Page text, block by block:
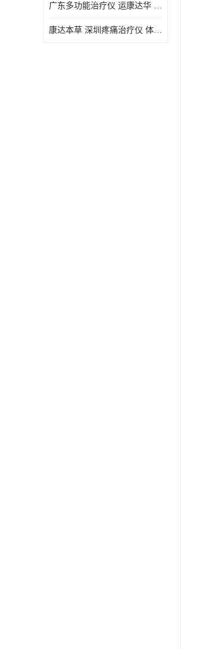
广东多功能治疗仪 运康达华 深圳运康达华科技有限公司
康达本草 深圳疼痛治疗仪 体验店仪器